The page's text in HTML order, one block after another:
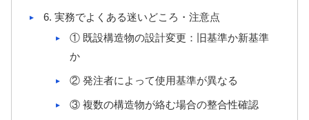
6. 実務でよくある迷いどころ・注意点
① 既設構造物の設計変更：旧基準か新基準
か
② 発注者によって使用基準が異なる
③ 複数の構造物が絡む場合の整合性確認